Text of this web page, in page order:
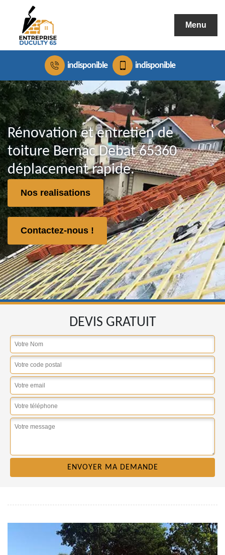
Menu
indisponible indisponible
Rénovation et entretien de
toiture Bernac Debat 65360
déplacement rapide.
Nos realisations
Contactez-nous !
DEVIS GRATUIT